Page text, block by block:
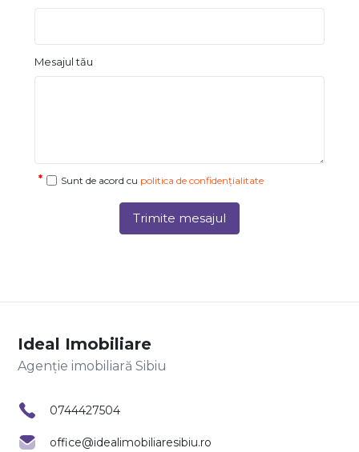
Mesajul tău
Sunt de acord cu politica de confidențialitate
Trimite mesajul
Ideal Imobiliare
Agenție imobiliară Sibiu
0744427504
office@idealimobiliaresibiu.ro